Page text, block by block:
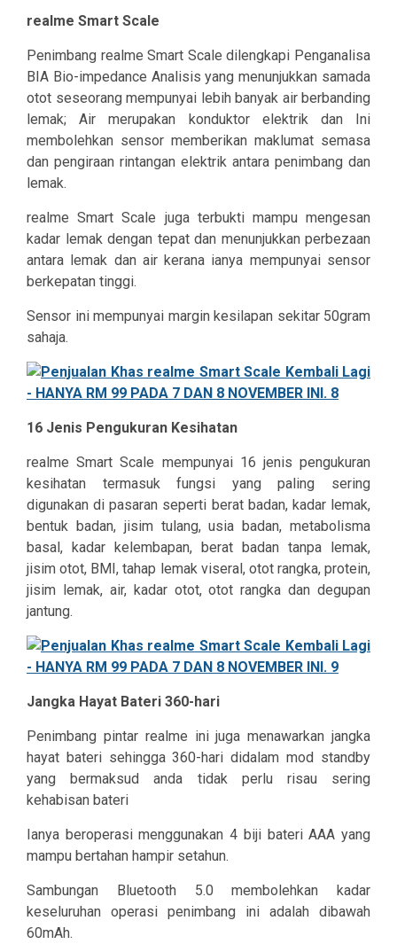
realme Smart Scale
Penimbang realme Smart Scale dilengkapi Penganalisa
BIA Bio-impedance Analisis yang menunjukkan samada
otot seseorang mempunyai lebih banyak air berbanding
lemak; Air merupakan konduktor elektrik dan Ini
membolehkan sensor memberikan maklumat semasa
dan pengiraan rintangan elektrik antara penimbang dan
lemak.
realme Smart Scale juga terbukti mampu mengesan
kadar lemak dengan tepat dan menunjukkan perbezaan
antara lemak dan air kerana ianya mempunyai sensor
berkepatan tinggi.
Sensor ini mempunyai margin kesilapan sekitar 50gram
sahaja.
16 Jenis Pengukuran Kesihatan
realme Smart Scale mempunyai 16 jenis pengukuran
kesihatan termasuk fungsi yang paling sering
digunakan di pasaran seperti berat badan, kadar lemak,
bentuk badan, jisim tulang, usia badan, metabolisma
basal, kadar kelembapan, berat badan tanpa lemak,
jisim otot, BMI, tahap lemak viseral, otot rangka, protein,
jisim lemak, air, kadar otot, otot rangka dan degupan
jantung.
Jangka Hayat Bateri 360-hari
Penimbang pintar realme ini juga menawarkan jangka
hayat bateri sehingga 360-hari didalam mod standby
yang bermaksud anda tidak perlu risau sering
kehabisan bateri
Ianya beroperasi menggunakan 4 biji bateri AAA yang
mampu bertahan hampir setahun.
Sambungan Bluetooth 5.0 membolehkan kadar
keseluruhan operasi penimbang ini adalah dibawah
60mAh.